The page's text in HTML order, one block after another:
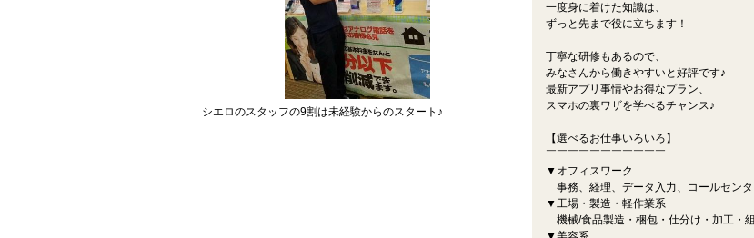
シエロのスタッフの9割は未経験からのスタート♪
一度身に着けた知識は、
ずっと先まで役に立ちます！
丁寧な研修もあるので、
みなさんから働きやすいと好評です♪
最新アプリ事情やお得なプラン、
スマホの裏ワザを学べるチャンス♪
【選べるお仕事いろいろ】
￣￣￣￣￣￣￣￣￣￣￣
▼オフィスワーク
事務、経理、データ入力、コールセン
▼工場・製造・軽作業系
機械/食品製造・梱包・仕分け・加工・